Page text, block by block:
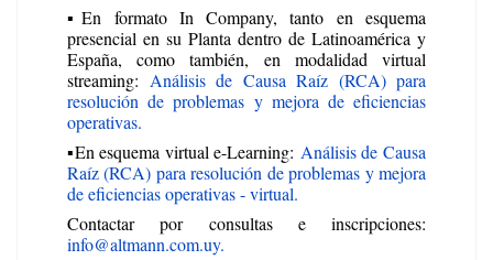
▪️En formato In Company, tanto en esquema
presencial en su Planta dentro de Latinoamérica y
España, como también, en modalidad virtual
streaming: Análisis de Causa Raíz (RCA) para
resolución de problemas y mejora de eficiencias
operativas.
▪️En esquema virtual e-Learning: Análisis de Causa
Raíz (RCA) para resolución de problemas y mejora
de eficiencias operativas - virtual.
Contactar por consultas e inscripciones:
info@altmann.com.uy.